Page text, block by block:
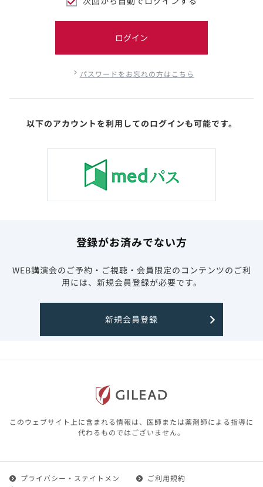
ログイン
パスワードをお忘れの方はこちら
以下のアカウントを利用してのログインも可能です。
登録がお済みでない方
WEB講演会のご予約・ご視聴・会員限定のコンテンツのご利
用には、新規会員登録が必要です。
新規会員登録
このウェブサイト上に含まれる情報は、医師または薬剤師による指導に
代わるものではございません。
プライバシー・ステイトメン
ご利用規約